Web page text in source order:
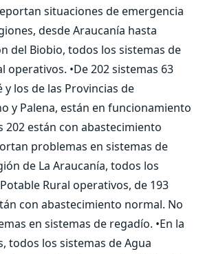
situaciones de emergencia
desde Araucanía hasta
del Biobio, todos los sistemas de
operativos. •De 202 sistemas 63
y los de las Provincias de
y Palena, están en funcionamiento
202 están con abastecimiento
problemas en sistemas de
de La Araucanía, todos los
Rural operativos, de 193
con abastecimiento normal. No
en sistemas de regadío. •En la
todos los sistemas de Agua